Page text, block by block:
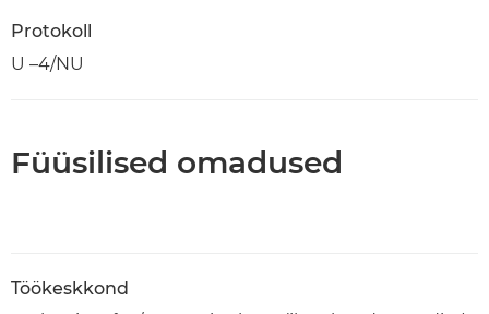
Protokoll
U –4/NU
Füüsilised omadused
Töökeskkond